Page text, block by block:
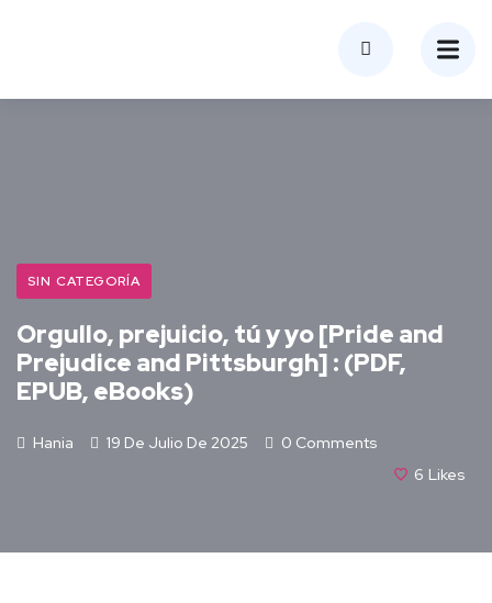
SIN CATEGORÍA
Orgullo, prejuicio, tú y yo [Pride and
Prejudice and Pittsburgh] : (PDF,
EPUB, eBooks)
Hania 19 De Julio De 2025
0 Comments
6 Likes